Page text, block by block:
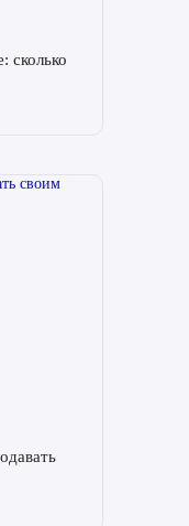
сколько